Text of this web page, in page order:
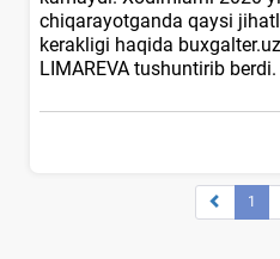
chiqarayotganda qaysi
kerakligi haqida
LIMAREVA tushuntirib berdi.
1